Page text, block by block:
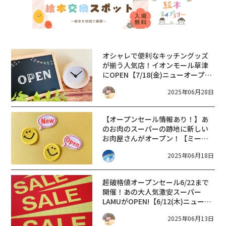
オシャレで便利なキッチングッズ
が揃う人気店！イオンモール草津
にOPEN【7/18(金)ニューオープ
ン】212 KITCHEN STORE【滋賀
新店 2025年】
2025年06月28日
【オープンセール情報あり！】あ
のお肉のスーパーの跡地に新しい
お肉屋さんがオープン！【ミート
ショップひだまり草津店】
2025年06月18日
超破格値オープンセール6/22まで
開催！あの大人気激安スーパー
LAMUがOPEN!【6/12(木)ニューオ
ープン】メガディスカウント ラ・
ムー彦根平田店【滋賀 新店 2025】
2025年06月13日